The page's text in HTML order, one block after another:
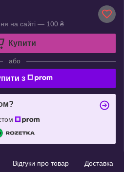
на сайті — 100 ₴
Купити
або
з
Відгуки про товар Доставка